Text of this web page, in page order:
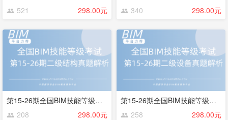
521
298.00元
340
298.00元
第15-26期全国BIM技能等级考试二级结构试题解析
208
298.00元
第15-26期全国BIM技能等级考试二级设备试题解析
258
298.00元